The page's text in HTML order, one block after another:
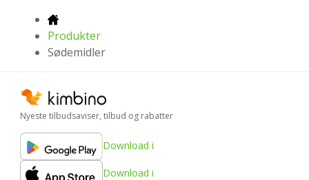
Produkter
Sødemidler
Nyeste tilbudsaviser, tilbud og rabatter
Download i
Download i